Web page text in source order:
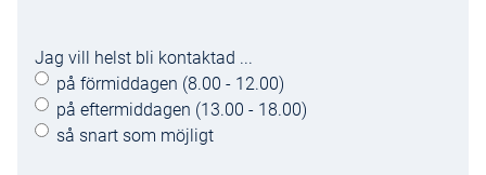
Jag vill helst bli kontaktad ...
på förmiddagen (8.00 - 12.00)
på eftermiddagen (13.00 - 18.00)
så snart som möjligt